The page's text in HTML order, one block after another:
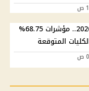
تنسيق المرحلة الثانية 2026.. مؤشرات 68.75%